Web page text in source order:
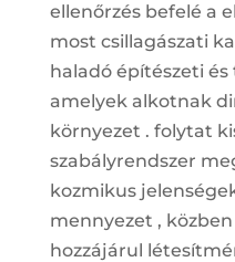
ellenőrzés befelé a
most csillagászati
haladó építészeti
amelyek alkotnak
környezet . folytat
szabályrendszer
kozmikus
mennyezet ,
hozzájárul